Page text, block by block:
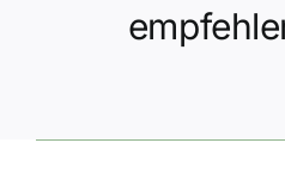
Datenschutz